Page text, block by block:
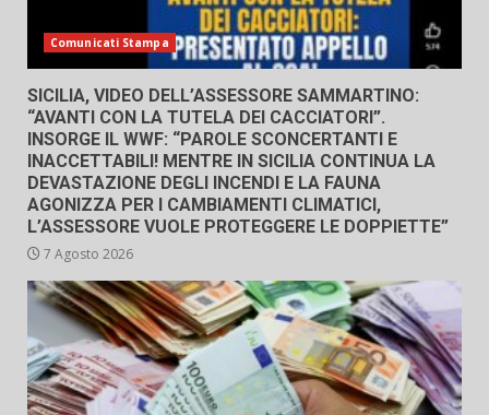
Comunicati Stampa
SICILIA, VIDEO DELL’ASSESSORE SAMMARTINO:
“AVANTI CON LA TUTELA DEI CACCIATORI”.
INSORGE IL WWF: “PAROLE SCONCERTANTI E
INACCETTABILI! MENTRE IN SICILIA CONTINUA LA
DEVASTAZIONE DEGLI INCENDI E LA FAUNA
AGONIZZA PER I CAMBIAMENTI CLIMATICI,
L’ASSESSORE VUOLE PROTEGGERE LE DOPPIETTE”
7 Agosto 2026